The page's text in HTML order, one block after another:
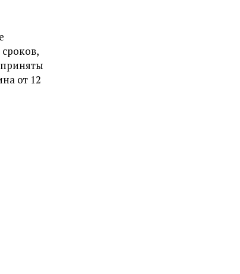
от 12